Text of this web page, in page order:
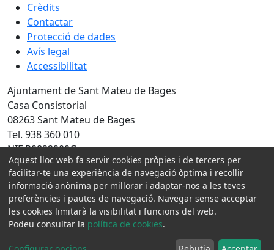
Crèdits
Contactar
Protecció de dades
Avís legal
Accessibilitat
Ajuntament de Sant Mateu de Bages
Casa Consistorial
08263 Sant Mateu de Bages
Tel. 938 360 010
NIF P0822900G
Amb la col·laboració de:
Aquest lloc web fa servir cookies pròpies i de tercers per
facilitar-te una experiència de navegació òptima i recollir
informació anònima per millorar i adaptar-nos a les teves
preferències i pautes de navegació. Navegar sense acceptar
les cookies limitarà la visibilitat i funcions del web.
Podeu consultar la política de cookies.